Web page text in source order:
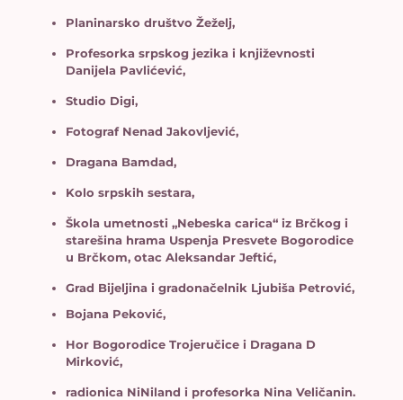
Planinarsko društvo Žeželj,
Profesorka srpskog jezika i književnosti
Danijela Pavlićević,
Studio Digi,
Fotograf Nenad Jakovljević,
Dragana Bamdad,
Kolo srpskih sestara,
Škola umetnosti „Nebeska carica“ iz Brčkog i
starešina hrama Uspenja Presvete Bogorodice
u Brčkom, otac Aleksandar Jeftić,
Grad Bijeljina i gradonačelnik Ljubiša Petrović,
Bojana Peković,
Hor Bogorodice Trojeručice i Dragana D
Mirković,
radionica NiNiland i profesorka Nina Veličanin.